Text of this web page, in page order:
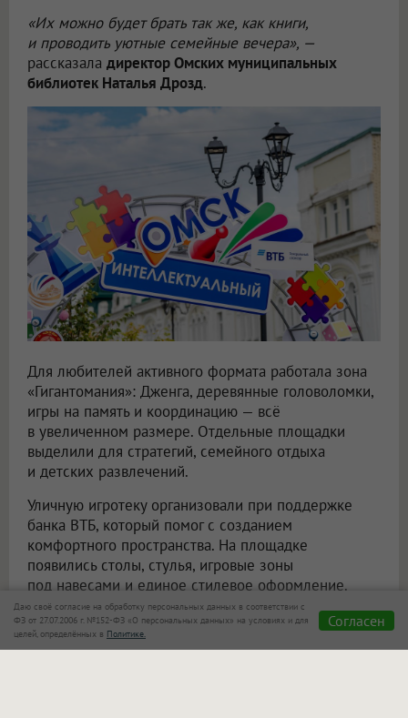
«Их можно будет брать так же, как книги,
и проводить уютные семейные вечера», —
рассказала директор Омских муниципальных
библиотек Наталья Дрозд.
Для любителей активного формата работала зона
«Гигантомания»: Дженга, деревянные головоломки,
игры на память и координацию — всё
в увеличенном размере. Отдельные площадки
выделили для стратегий, семейного отдыха
и детских развлечений.
Уличную игротеку организовали при поддержке
банка ВТБ, который помог с созданием
комфортного пространства. На площадке
появились столы, стулья, игровые зоны
под навесами и единое стилевое оформление.
Даю своё согласие на обработку персональных данных в соответствии с
ФЗ от 27.07.2006 г. №152-ФЗ «О персональных данных» на условиях и для
целей, определённых в Политике.
Согласен